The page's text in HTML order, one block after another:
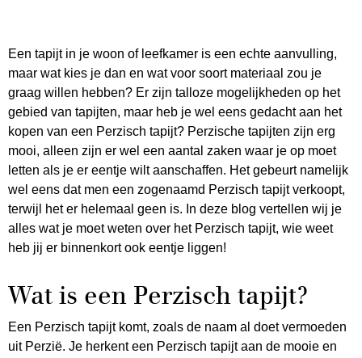
Een tapijt in je woon of leefkamer is een echte aanvulling,
maar wat kies je dan en wat voor soort materiaal zou je
graag willen hebben? Er zijn talloze mogelijkheden op het
gebied van tapijten, maar heb je wel eens gedacht aan het
kopen van een Perzisch tapijt? Perzische tapijten zijn erg
mooi, alleen zijn er wel een aantal zaken waar je op moet
letten als je er eentje wilt aanschaffen. Het gebeurt namelijk
wel eens dat men een zogenaamd Perzisch tapijt verkoopt,
terwijl het er helemaal geen is. In deze blog vertellen wij je
alles wat je moet weten over het Perzisch tapijt, wie weet
heb jij er binnenkort ook eentje liggen!
Wat is een Perzisch tapijt?
Een Perzisch tapijt komt, zoals de naam al doet vermoeden
uit Perzië. Je herkent een Perzisch tapijt aan de mooie en